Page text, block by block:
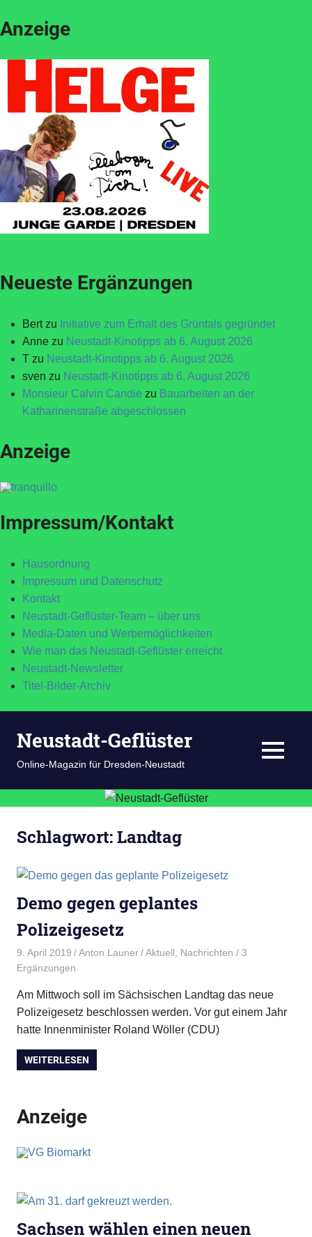
Anzeige
Neueste Ergänzungen
Bertzu Initiative zum Erhalt des Grüntals gegründet
Anne zu Neustadt-Kinotipps ab 6. August 2026
T zu Neustadt-Kinotipps ab 6. August 2026
sven zu Neustadt-Kinotipps ab 6. August 2026
Monsieur Calvin Candie zu Bauarbeiten an der
Katharinenstraße abgeschlossen
Anzeige
Impressum/Kontakt
Hausordnung
Impressum und Datenschutz
Kontakt
Neustadt-Geflüster-Team – über uns
Media-Daten und Werbemöglichkeiten
Wie man das Neustadt-Geflüster erreicht
Neustadt-Newsletter
Titel-Bilder-Archiv
InhaltNeustadt-Geflüster
Online-Magazin für Dresden-Neustadt MENÜ
Schlagwort:Landtag
Demo gegen geplantes
Polizeigesetz
9. April 2019 Anton Launer Aktuell Nachrichten / 3
Ergänzungen
Am Mittwoch soll im Sächsischen Landtag das neue
Polizeigesetz beschlossen werden. Vor gut einem Jahr
hatte Innenminister Roland Wöller (CDU)
WEITERLESEN
Anzeige
Sachsen wählen einen neuen